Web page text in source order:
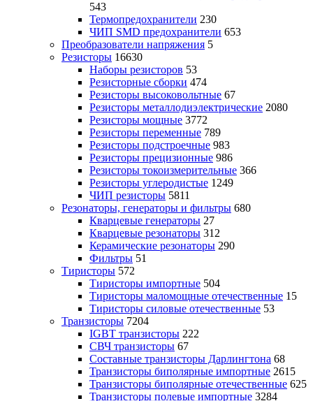
543
Термопредохранители 230
ЧИП SMD предохранители 653
Преобразователи напряжения 5
Резисторы 16630
Наборы резисторов 53
Резисторные сборки 474
Резисторы высоковольтные 67
Резисторы металлодиэлектрические 2080
Резисторы мощные 3772
Резисторы переменные 789
Резисторы подстроечные 983
Резисторы прецизионные 986
Резисторы токоизмерительные 366
Резисторы углеродистые 1249
ЧИП резисторы 5811
Резонаторы, генераторы и фильтры 680
Кварцевые генераторы 27
Кварцевые резонаторы 312
Керамические резонаторы 290
Фильтры 51
Тиристоры 572
Тиристоры импортные 504
Тиристоры маломощные отечественные 15
Тиристоры силовые отечественные 53
Транзисторы 7204
IGBT транзисторы 222
СВЧ транзисторы 67
Составные транзисторы Дарлингтона 68
Транзисторы биполярные импортные 2615
Транзисторы биполярные отечественные 625
Транзисторы полевые импортные 3284